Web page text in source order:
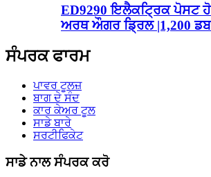
ED9290 ਇਲੈਕਟ੍ਰਿਕ ਪੋਸਟ
ਅਰਥ ਔਗਰ ਡ੍ਰਿਲ |1,200
ਸੰਪਰਕ ਫਾਰਮ
ਪਾਵਰ ਟੂਲਜ਼
ਬਾਗ ਦੇ ਸੰਦ
ਕਾਰ ਕੇਅਰ ਟੂਲ
ਸਾਡੇ ਬਾਰੇ
ਸਰਟੀਫਿਕੇਟ
ਸਾਡੇ ਨਾਲ ਸੰਪਰਕ ਕਰੋ